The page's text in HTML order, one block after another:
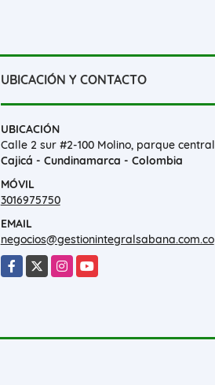
UBICACIÓN Y CONTACTO
UBICACIÓN
Calle 2 sur #2-100 Molino, parque central
Cajicá - Cundinamarca - Colombia
MÓVIL
3016975750
EMAIL
negocios@gestionintegralsabana.com.co
Facebook
X Instagram
YouTube